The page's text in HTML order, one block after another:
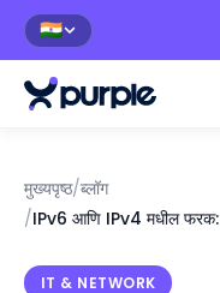
🇮🇳
मुख्यपृष्ठ/ब्लॉग
/IPv6 आणि IPv4 मधील फरक:
IT & NETWORK